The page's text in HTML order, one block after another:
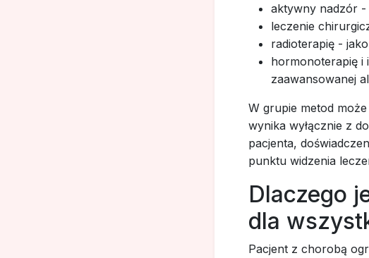
aktywny nadzór
leczenie
radioterapię -
hormonoterapię i
zaawansowanej
W grupie metod
wynika wyłącznie z
pacjenta,
punktu widzenia
Dlaczego
dla
Pacjent z chorobą